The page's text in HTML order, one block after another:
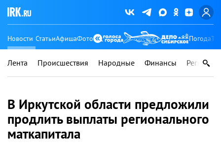
Новости СтатьиАфишаФото Погода
Лента Происшествия Народные Финансы Регионы
В Иркутской области предложили
продлить выплаты регионального
маткапитала